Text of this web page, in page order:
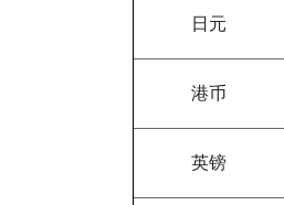
日元
港币
英镑